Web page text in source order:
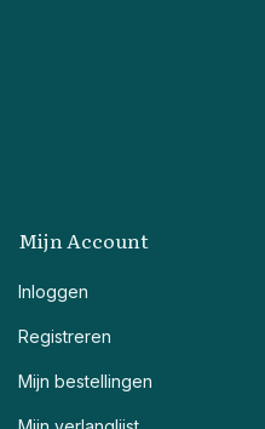
Mijn Account
Inloggen
Registreren
Mijn bestellingen